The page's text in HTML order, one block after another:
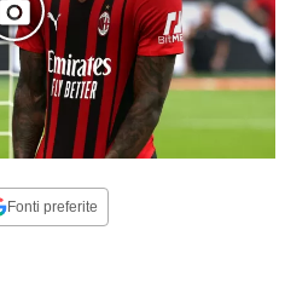
Fonti preferite